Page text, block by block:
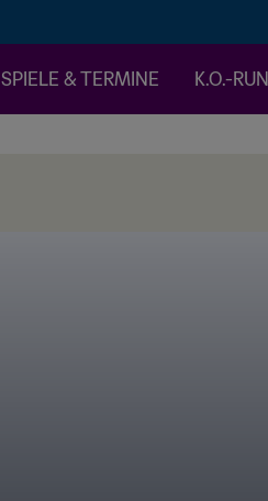
SPIELE & TERMINE K.O.-